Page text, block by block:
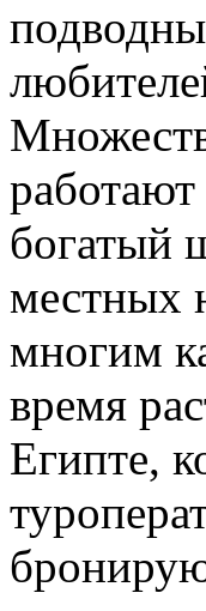
богатый
местных
многим
время
Египте,